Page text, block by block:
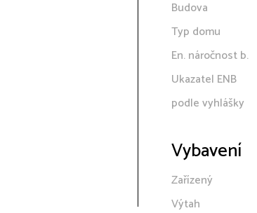
Budova
Typ domu
En. náročnost b.
Ukazatel ENB
podle vyhlášky
Vybavení
Zařízený
Výtah